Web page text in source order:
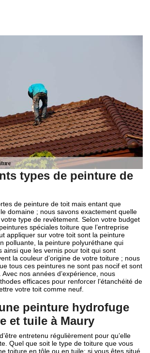
types de peinture de
de peinture de toit mais entant que
domaine ; nous savons exactement quelle
type de revêtement. Selon votre budget
spéciales toiture que l’entreprise
appliquer sur votre toit sont la peinture
polluante, la peinture polyuréthane qui
ainsi que les vernis pour toit qui sont
la couleur d’origine de votre toiture ; nous
tous ces peintures ne sont pas nocif et sont
nos années d’expérience, nous
efficaces pour renforcer l’étanchéité de
votre toit comme neuf.
peinture hydrofuge
et tuile à Maury
entretenu régulièrement pour qu’elle
Quel que soit le type de toiture que vous
toiture en tôle ou en tuile; si vous êtes situé